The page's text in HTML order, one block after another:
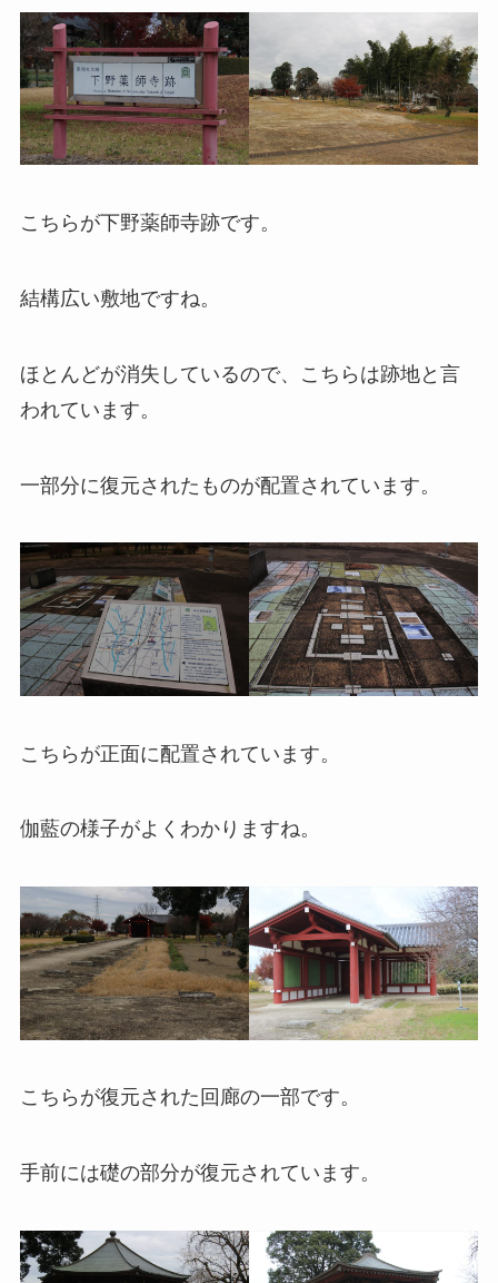
こちらが下野薬師寺跡です。
結構広い敷地ですね。
ほとんどが消失しているので、こちらは跡地と言
われています。
一部分に復元されたものが配置されています。
こちらが正面に配置されています。
伽藍の様子がよくわかりますね。
こちらが復元された回廊の一部です。
手前には礎の部分が復元されています。